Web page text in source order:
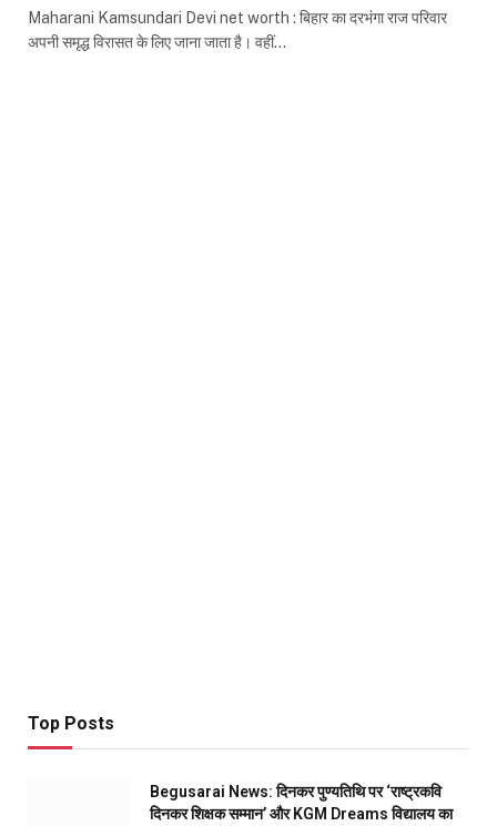
Maharani Kamsundari Devi net worth : बिहार का दरभंगा राज परिवार
अपनी समृद्ध विरासत के लिए जाना जाता है। वहीं…
Top Posts
Begusarai News: दिनकर पुण्यतिथि पर ‘राष्ट्रकवि
दिनकर शिक्षक सम्मान’ और KGM Dreams विद्यालय का